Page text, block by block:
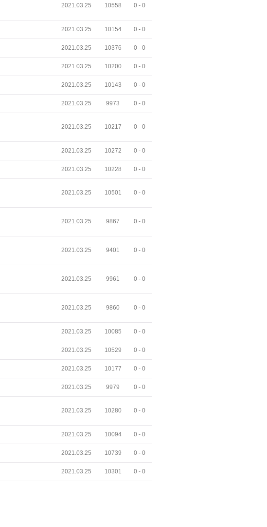
2021.03.25 10558 0 - 0
2021.03.25 10154 0 - 0
2021.03.25 10376 0 - 0
2021.03.25 10200 0 - 0
2021.03.25 10143 0 - 0
2021.03.25 9973 0 - 0
2021.03.25 10217 0 - 0
2021.03.25 10272 0 - 0
2021.03.25 10228 0 - 0
2021.03.25 10501 0 - 0
2021.03.25 9867 0 - 0
2021.03.25 9401 0 - 0
2021.03.25 9961 0 - 0
2021.03.25 9860 0 - 0
2021.03.25 10085 0 - 0
2021.03.25 10529 0 - 0
2021.03.25 10177 0 - 0
2021.03.25 9979 0 - 0
2021.03.25 10280 0 - 0
2021.03.25 10094 0 - 0
2021.03.25 10739 0 - 0
2021.03.25 10301 0 - 0